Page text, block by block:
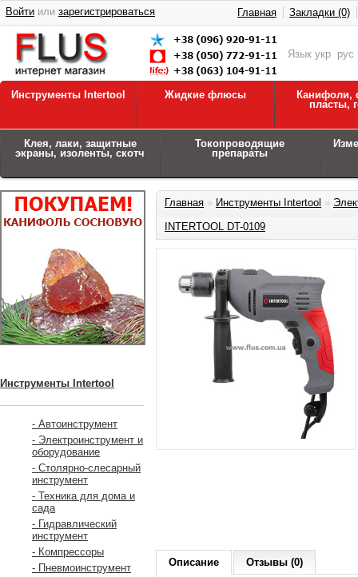
Язык укр рус
Войти или зарегистрироваться Главная Закладки (0)
Инструменты Intertool Жидкие флюсы
Канифоли,
пласты,
Клея, лаки, защитные
экраны, изоленты, скотч
Токопроводящие
препараты
Инструменты Intertool
- Автоинструмент
- Электроинструмент и
оборудование
- Столярно-слесарный
инструмент
- Техника для дома и
сада
- Гидравлический
инструмент
- Компрессоры
- Пневмоинструмент
Главная » Инструменты Intertool »
INTERTOOL DT-0109
Описание Отзывы (0)